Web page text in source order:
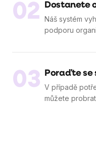
02 Dostanete
Náš systém
podporu
03 Poraďte se
V případě
můžete